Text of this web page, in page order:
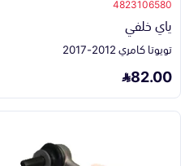
ياي خلفي
تويوتا كامري 2012-2017
82.00